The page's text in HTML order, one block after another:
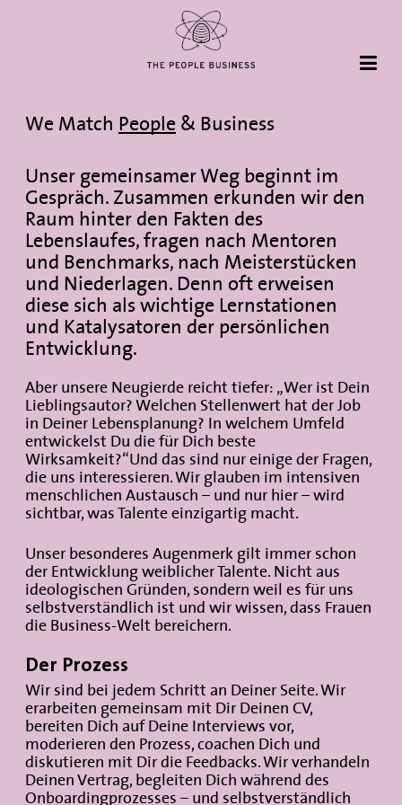
We Match People& Business
Unser gemeinsamer Weg beginnt im
Gespräch. Zusammen erkunden wir den
Raum hinter den Fakten des
Lebenslaufes, fragen nach Mentoren
und Benchmarks, nach Meisterstücken
und Niederlagen. Denn oft erweisen
diese sich als wichtige Lernstationen
und Katalysatoren der persönlichen
Entwicklung.
Aber unsere Neugierde reicht tiefer: „Wer ist Dein
Lieblingsautor? Welchen Stellenwert hat der Job
in Deiner Lebensplanung? In welchem Umfeld
entwickelst Du die für Dich beste
Wirksamkeit?“Und das sind nur einige der Fragen,
die uns interessieren. Wir glauben im intensiven
menschlichen Austausch – und nur hier – wird
sichtbar, was Talente einzigartig macht.
Unser besonderes Augenmerk gilt immer schon
der Entwicklung weiblicher Talente. Nicht aus
ideologischen Gründen, sondern weil es für uns
selbstverständlich ist und wir wissen, dass Frauen
die Business-Welt bereichern.
Der Prozess
Wir sind bei jedem Schritt an Deiner Seite. Wir
erarbeiten gemeinsam mit Dir Deinen CV,
bereiten Dich auf Deine Interviews vor,
moderieren den Prozess, coachen Dich und
diskutieren mit Dir die Feedbacks. Wir verhandeln
Deinen Vertrag, begleiten Dich während des
Onboardingprozesses – und selbstverständlich